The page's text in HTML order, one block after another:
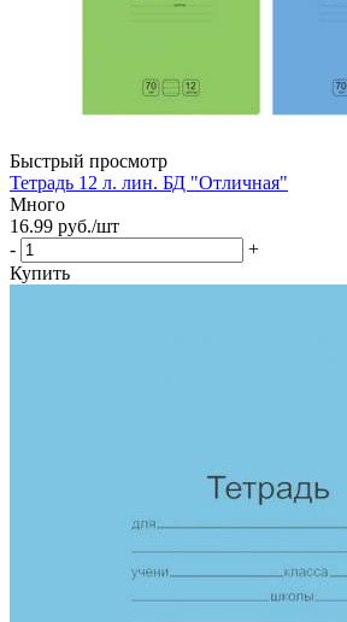
Быстрый просмотр
Тетрадь 12 л. лин. БД "Отличная"
Много
16.99 руб./шт
-
+
Купить